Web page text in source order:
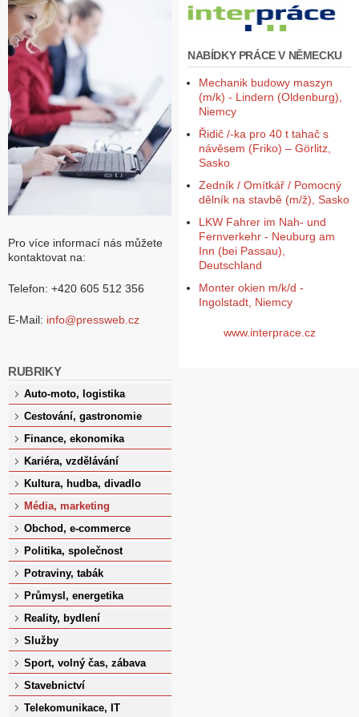
Pro více informací nás můžete
kontaktovat na:
Telefon: +420 605 512 356
E-Mail: info@pressweb.cz
RUBRIKY
Auto-moto, logistika
Cestování, gastronomie
Finance, ekonomika
Kariéra, vzdělávání
Kultura, hudba, divadlo
Média, marketing
Obchod, e-commerce
Politika, společnost
Potraviny, tabák
Průmysl, energetika
Reality, bydlení
Služby
Sport, volný čas, zábava
Stavebnictví
Telekomunikace, IT
NABÍDKY PRÁCE V NĚMECKU
Mechanik budowy maszyn
(m/k) - Lindern (Oldenburg),
Niemcy
Řidič /-ka pro 40 t tahač s
návěsem (Friko) – Görlitz,
Sasko
Zedník / Omítkář / Pomocný
dělník na stavbě (m/ž), Sasko
LKW Fahrer im Nah- und
Fernverkehr - Neuburg am
Inn (bei Passau),
Deutschland
Monter okien m/k/d -
Ingolstadt, Niemcy
www.interprace.cz